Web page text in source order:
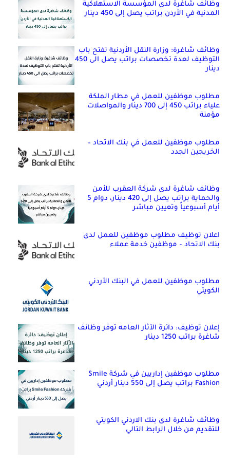
وظائف شاغرة لدى المؤسسة الاستهلاكية
المدنية في الأردن براتب يصل إلى 450 دينار
وظائف شاغرة: وزارة النقل الأردنية تفتح باب
التوظيف لعدة تخصصات براتب يصل الى 450
دينار
مطلوب موظفين للعمل في مطار الملكة
علياء براتب 450 إلى 700 دينار والمواصلات
مؤمنة
مطلوب موظفين للعمل في بنك الاتحاد –
الخريجين الجدد
وظائف شاغرة لدى شركة العقرب للأمن
والحماية براتب يصل إلى 420 دينار، دوام 5
أيام أسبوعياً وتعيين مباشر
اعلان توظيف مطلوب موظفين للعمل لدى
بنك الاتحاد – موظفين خدمة عملاء
مطلوب موظفين للعمل في البنك الأردني
الكويتي
إعلان توظيف: دائرة الآثار العامه توفر وظائف
شاغرة براتب 1250 دينار
مطلوب موظفين إداريين في شركة Smile
Fashion براتب يصل إلى 550 دينار أردني
وظائف شاغرة لدى بنك الاردني الكويتي
للتقديم من خلال الرابط التالي